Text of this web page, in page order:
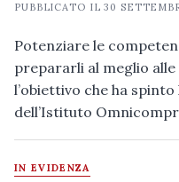
PUBBLICATO IL30
Potenziare le
prepararli al meglio
l’obiettivo che ha
dell’Istituto
IN EVIDENZA